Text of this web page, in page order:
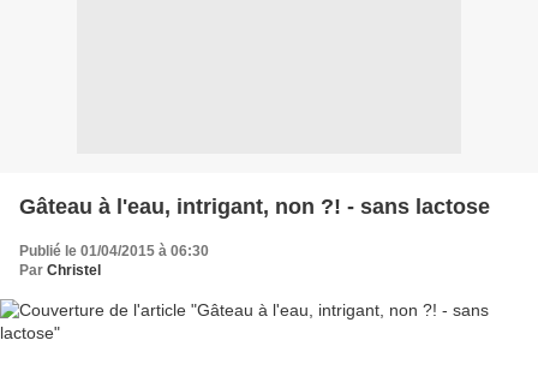
Gâteau à l'eau, intrigant, non ?! - sans lactose
Publié le 01/04/2015 à 06:30
Par Christel